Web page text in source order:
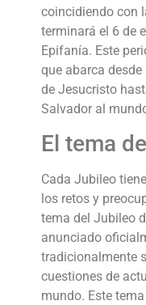
coincidiendo con
terminará el 6 de
Epifanía. Este
que abarca
de Jesucristo
Salvador al
El tema
Cada Jubileo
los retos y
tema del Jubileo
anunciado
tradicionalmente
cuestiones de
mundo. Este